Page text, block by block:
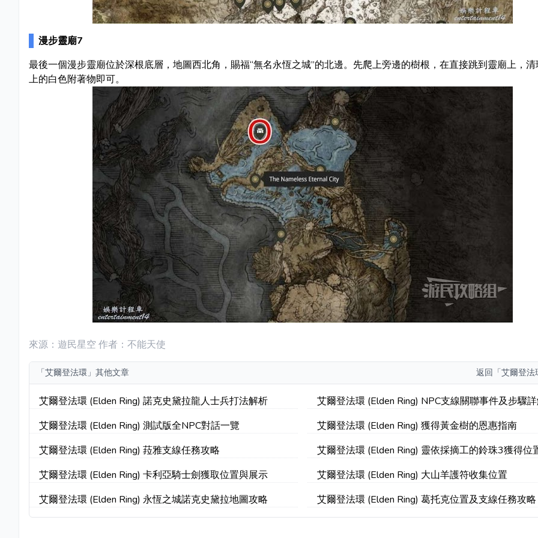
漫步靈廟7
最後一個漫步靈廟位於深根底層，地圖西北角，賜福“無名永恆之城”的北邊。先爬上旁邊的樹根，在直接跳到靈廟上，
上的白色附著物即可。
來源：遊民星空 作者：不能天使
「艾爾登法環」其他文章 返回 「艾爾登
艾爾登法環 (Elden Ring) 諾克史黛拉龍人士兵打法解析
艾爾登法環 (Elden Ring) NPC支線關聯事件及步驟
艾爾登法環 (Elden Ring) 測試版全NPC對話一覽
艾爾登法環 (Elden Ring) 獲得黃金樹的恩惠指南
艾爾登法環 (Elden Ring) 菈雅支線任務攻略
艾爾登法環 (Elden Ring) 靈依採摘工的鈴珠3獲得位
艾爾登法環 (Elden Ring) 卡利亞騎士劍獲取位置與展示
艾爾登法環 (Elden Ring) 大山羊護符收集位置
艾爾登法環 (Elden Ring) 永恆之城諾克史黛拉地圖攻略
艾爾登法環 (Elden Ring) 葛托克位置及支線任務攻略